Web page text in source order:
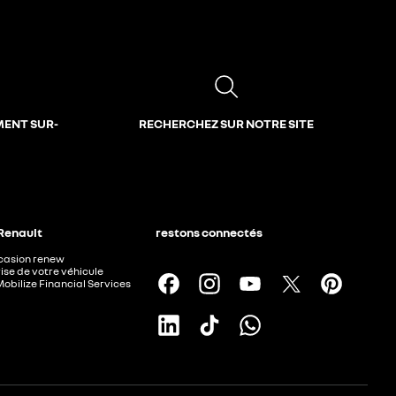
SUR- RECHERCHEZ SUR NOTRE SITE
renew
de votre véhicule
Financial Services
restons connectés